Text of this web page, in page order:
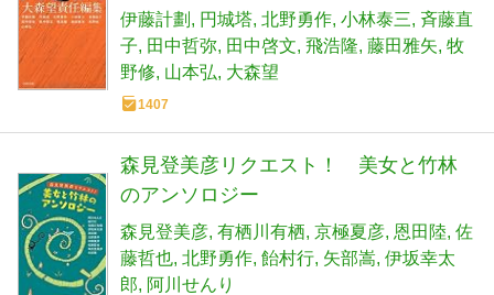
コレクション)
伊藤計劃 円城塔 北野勇作 小林泰三 斉藤直
子
田中哲弥 田中啓文 飛浩隆 藤田雅矢 牧
野修 山本弘 大森望
1407
森見登美彦リクエスト！ 美女と竹林
のアンソロジー
森見登美彦 有栖川有栖 京極夏彦 恩田陸 佐
藤哲也 北野勇作 飴村行 矢部嵩 伊坂幸太
郎
阿川せんり